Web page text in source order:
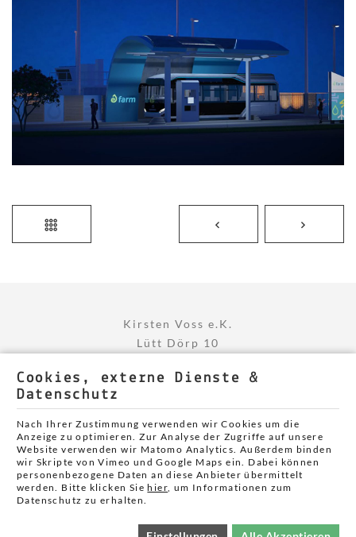
Kirsten Voss e.K.
Lütt Dörp 10
+49 )0)4845 790 387
+49 (0)170 772 56 45
Cookie Einstellungen
Cookies, externe Dienste &
Datenschutz
Nach Ihrer Zustimmung verwenden wir Cookies um die
Anzeige zu optimieren. Zur Analyse der Zugriffe auf unsere
Website verwenden wir Matomo Analytics. Außerdem binden
wir Skripte von Vimeo und Google Maps ein. Dabei können
personenbezogene Daten an diese Anbieter übermittelt
werden. Bitte klicken Siehier, um Informationen zum
Datenschutz zu erhalten.